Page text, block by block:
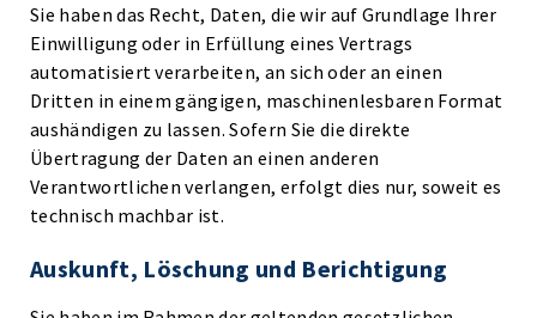
Sie haben das Recht, Daten, die wir auf Grundlage Ihrer
Einwilligung oder in Erfüllung eines Vertrags
automatisiert verarbeiten, an sich oder an einen
Dritten in einem gängigen, maschinenlesbaren Format
aushändigen zu lassen. Sofern Sie die direkte
Übertragung der Daten an einen anderen
Verantwortlichen verlangen, erfolgt dies nur, soweit es
technisch machbar ist.
Auskunft, Löschung und Berichtigung